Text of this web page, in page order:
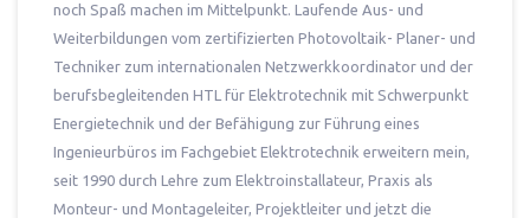
noch Spaß machen im Mittelpunkt. Laufende Aus- und
Weiterbildungen vom zertifizierten Photovoltaik- Planer- und
Techniker zum internationalen Netzwerkkoordinator und der
berufsbegleitenden HTL für Elektrotechnik mit Schwerpunkt
Energietechnik und der Befähigung zur Führung eines
Ingenieurbüros im Fachgebiet Elektrotechnik erweitern mein,
seit 1990 durch Lehre zum Elektroinstallateur, Praxis als
Monteur- und Montageleiter, Projektleiter und jetzt die